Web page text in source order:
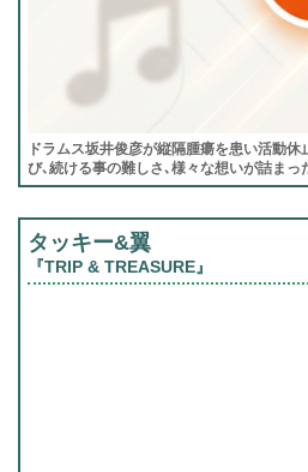
ドラムス坂井俊彦が縦隔腫瘍を患い活動
び､続ける事の難しさ､様々な想いが詰まっ
タッキー&翼
『TRIP & TREASURE』